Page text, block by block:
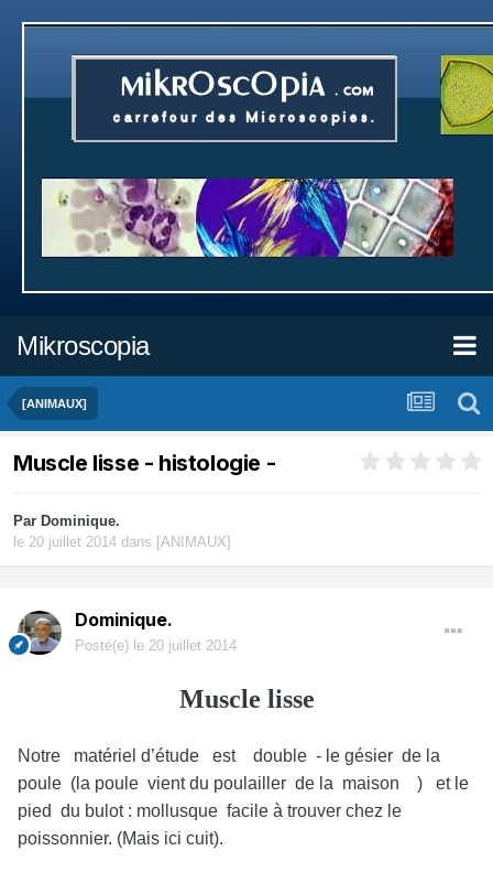
Mikroscopia
[ANIMAUX]
Muscle lisse - histologie -
Par Dominique.
le 20 juillet 2014 dans [ANIMAUX]
Dominique.
Posté(e) le 20 juillet 2014
Muscle lisse
Notre matériel d’étude est double - le gésier de la
poule (la poule vient du poulailler de la maison ) et le
pied du bulot : mollusque facile à trouver chez le
poissonnier. (Mais ici cuit).